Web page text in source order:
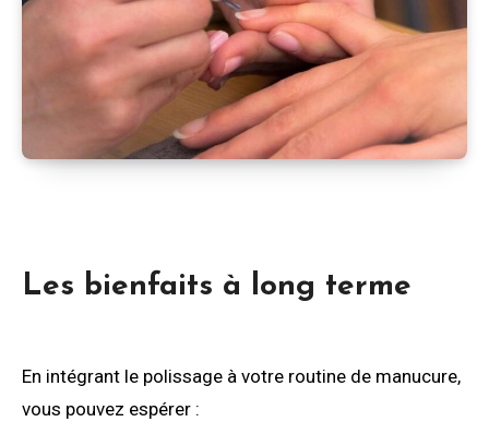
Les bienfaits à long terme
En intégrant le polissage à votre routine de manucure,
vous pouvez espérer :